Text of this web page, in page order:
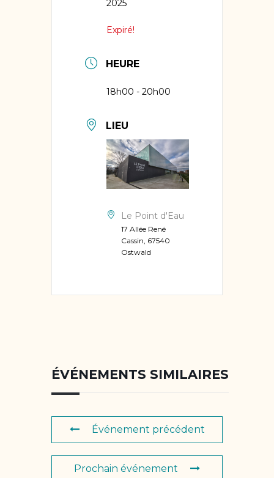
2025
Expiré!
HEURE
18h00 - 20h00
LIEU
Le Point d'Eau
17 Allée René
Cassin, 67540
Ostwald
ÉVÉNEMENTS SIMILAIRES
Événement précédent
Prochain événement